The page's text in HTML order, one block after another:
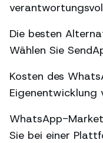
Die besten
Wählen Sie
Kosten des
Eigenentwicklung
WhatsApp-
Sie bei einer